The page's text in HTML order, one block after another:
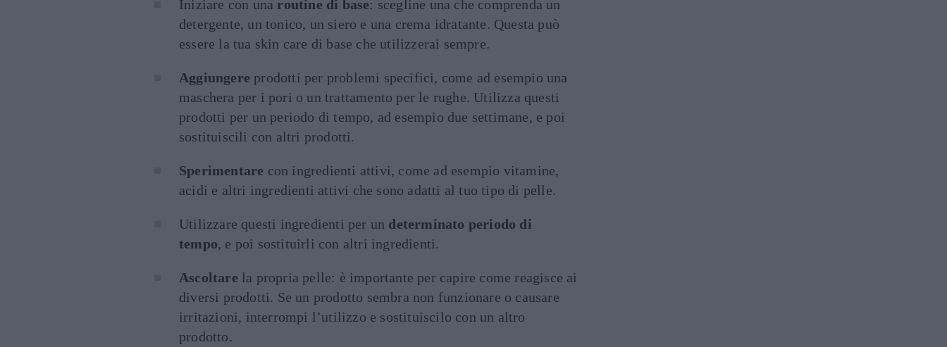
Iniziare con una routine di base: scegline una che comprenda un
detergente, un tonico, un siero e una crema idratante. Questa può
essere la tua skin care di base che utilizzerai sempre.
Aggiungere prodotti per problemi specifici, come ad esempio una
maschera per i pori o un trattamento per le rughe. Utilizza questi
prodotti per un periodo di tempo, ad esempio due settimane, e poi
sostituiscili con altri prodotti.
Sperimentare con ingredienti attivi, come ad esempio vitamine,
acidi e altri ingredienti attivi che sono adatti al tuo tipo di pelle.
Utilizzare questi ingredienti per un determinato periodo di
tempo, e poi sostituirli con altri ingredienti.
Ascoltare la propria pelle: è importante per capire come reagisce ai
diversi prodotti. Se un prodotto sembra non funzionare o causare
irritazioni, interrompi l’utilizzo e sostituiscilo con un altro
prodotto.